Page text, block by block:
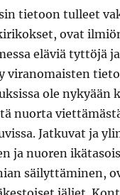
tietoon tulleet
ovat
eläviä tyttöjä
viranomaisten
ole
nuorta
Jatkuvat ja
ja nuoren
säilyttäminen,